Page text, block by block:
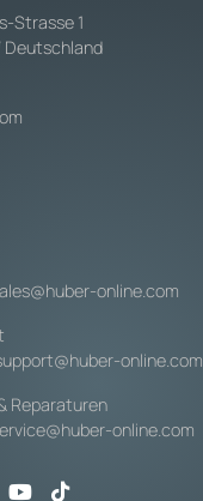
Strasse 1
Deutschland
online.com
online.com
Reparaturen
online.com